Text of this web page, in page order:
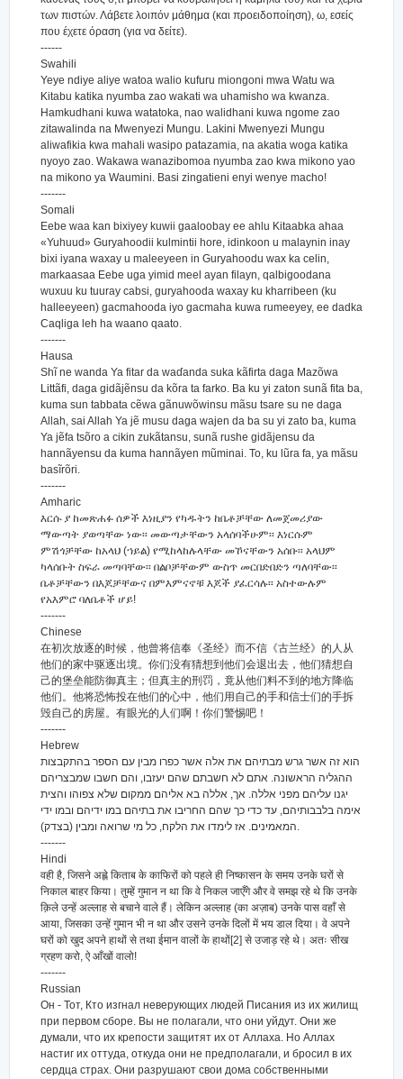
των πιστών. Λάβετε λοιπόν μάθημα (και προειδοποίηση), ω, εσείς
που έχετε όραση (για να δείτε).
------
Swahili
Yeye ndiye aliye watoa walio kufuru miongoni mwa Watu wa
Kitabu katika nyumba zao wakati wa uhamisho wa kwanza.
Hamkudhani kuwa watatoka, nao walidhani kuwa ngome zao
zitawalinda na Mwenyezi Mungu. Lakini Mwenyezi Mungu
aliwafikia kwa mahali wasipo patazamia, na akatia woga katika
nyoyo zao. Wakawa wanazibomoa nyumba zao kwa mikono yao
na mikono ya Waumini. Basi zingatieni enyi wenye macho!
-------
Somali
Eebe waa kan bixiyey kuwii gaaloobay ee ahlu Kitaabka ahaa
«Yuhuud» Guryahoodii kulmintii hore, idinkoon u malaynin inay
bixi iyana waxay u maleeyeen in Guryahoodu wax ka celin,
markaasaa Eebe uga yimid meel ayan filayn, qalbigoodana
wuxuu ku tuuray cabsi, guryahooda waxay ku kharribeen (ku
halleeyeen) gacmahooda iyo gacmaha kuwa rumeeyey, ee dadka
Caqliga leh ha waano qaato.
-------
Hausa
Shĩ ne wanda Ya fitar da waɗanda suka kãfirta daga Mazõwa
Littãfi, daga gidãjẽnsu da kõra ta farko. Ba ku yi zaton sunã fita ba,
kuma sun tabbata cẽwa gãnuwõwinsu mãsu tsare su ne daga
Allah, sai Allah Ya jẽ musu daga wajen da ba su yi zato ba, kuma
Ya jẽfa tsõro a cikin zukãtansu, sunã rushe gidãjensu da
hannãyensu da kuma hannãyen mũminai. To, ku lũra fa, ya mãsu
basĩrõri.
-------
Amharic
እርሱ ያ ከመጽሐፉ ሰዎች እነዚያን የካዱትን ከቤቶቻቸው ለመጀመሪያው
ማውጣት ያወጣቸው ነው፡፡ መውጣታቸውን አላሰባችሁም፡፡ እነርሱም
ምሽጎቻቸው ከአላህ (ኀይል) የሚከላከሉላቸው መኾናቸውን አሰቡ፡፡ አላህም
ካላሰቡት ስፍራ መጣባቸው፡፡ በልቦቻቸውም ውስጥ መርበድበድን ጣለባቸው፡፡
ቤቶቻቸውን በእጆቻቸውና በምእምናኖቹ እጆች ያፈርሳሉ፡፡ አስተውሉም
የአእምሮ ባለቤቶች ሆይ!
-------
Chinese
在初次放逐的时候，他曾将信奉《圣经》而不信《古兰经》的人从
他们的家中驱逐出境。你们没有猜想到他们会退出去，他们猜想自
己的堡垒能防御真主；但真主的刑罚，竟从他们料不到的地方降临
他们。他将恐怖投在他们的心中，他们用自己的手和信士们的手拆
毁自己的房屋。有眼光的人们啊！你们警惕吧！
-------
Hebrew
הוא זה אשר גרש מבתיהם את אלה אשר כפרו מבין עם הספר בהתקבצות
ההגליה הראשונה. אתם לא חשבתם שהם יעזבו, והם חשבו שמבצריהם
יגנו עליהם מפני אללה. אך, אללה בא אליהם ממקום שלא צפוהו והצית
אימה בלבבותיהם, עד כדי כך שהם החריבו את בתיהם במו ידיהם ובמו ידי
-------
Hindi
वही है, जिसने अह्ले किताब के काफिरों को पहले ही निष्कासन के समय उनके घरों से
निकाल बाहर किया। तुम्हें गुमान न था कि वे निकल जाएँगे और वे समझ रहे थे कि उनके
क़िले उन्हें अल्लाह से बचाने वाले हैं। लेकिन अल्लाह (का अज़ाब) उनके पास वहाँ से
आया, जिसका उन्हें गुमान भी न था और उसने उनके दिलों में भय डाल दिया। वे अपने
घरों को खुद अपने हाथों से तथा ईमान वालों के हाथों[2] से उजाड़ रहे थे। अतः सीख
ग्रहण करो, ऐ आँखों वालो!
-------
Russian
Он - Тот, Кто изгнал неверующих людей Писания из их жилищ
при первом сборе. Вы не полагали, что они уйдут. Они же
думали, что их крепости защитят их от Аллаха. Но Аллах
настиг их оттуда, откуда они не предполагали, и бросил в их
сердца страх. Они разрушают свои дома собственными